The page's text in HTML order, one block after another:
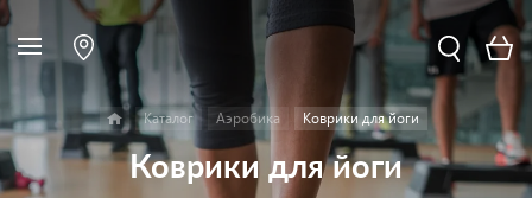
Каталог Аэробика Коврики для йоги
Коврики для йоги